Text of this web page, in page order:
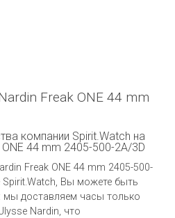
Freak ONE 44 mm
компании Spirit.Watch на
44 mm 2405-500-2A/3D
Freak ONE 44 mm 2405-500-
Spirit.Watch, Вы можете быть
мы доставляем часы только
Nardin, что